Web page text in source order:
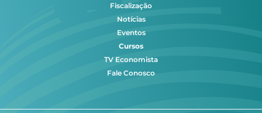
Fiscalização
Notícias
Eventos
Cursos
TV Economista
Fale Conosco